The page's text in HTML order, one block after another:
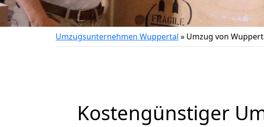
Umzugsunternehmen Wuppertal » Umzug von
Kostengünstiger